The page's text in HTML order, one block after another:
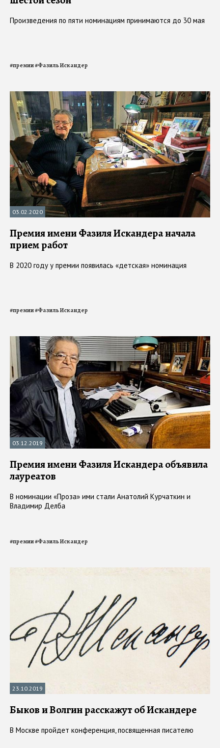
Произведения по пяти номинациям принимаются до 30 мая
#премии#Фазиль Искандер
03.02.2020
Премия имени Фазиля Искандера начала
прием работ
В 2020 году у премии появилась «детская» номинация
#премии#Фазиль Искандер
03.12.2019
Премия имени Фазиля Искандера объявила
лауреатов
В номинации «Проза» ими стали Анатолий Курчаткин и
Владимир Делба
#премии#Фазиль Искандер
23.10.2019
Быков и Волгин расскажут об Искандере
В Москве пройдет конференция, посвященная писателю